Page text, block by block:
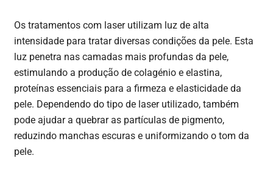
Os tratamentos com laser utilizam luz de alta
intensidade para tratar diversas condições da pele. Esta
luz penetra nas camadas mais profundas da pele,
estimulando a produção de colagénio e elastina,
proteínas essenciais para a firmeza e elasticidade da
pele. Dependendo do tipo de laser utilizado, também
pode ajudar a quebrar as partículas de pigmento,
reduzindo manchas escuras e uniformizando o tom da
pele.